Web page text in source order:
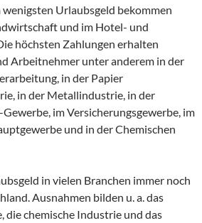
Urlaubsgeld bekommen
und im Hotel- und
höchsten Zahlungen erhalten
Arbeitnehmer unter anderem in der
in der Papier
in der Metallindustrie, in der
im Versicherungsgewerbe, im
und in der Chemischen
in vielen Branchen immer noch
Ausnahmen bilden u. a. das
die chemische Industrie und das